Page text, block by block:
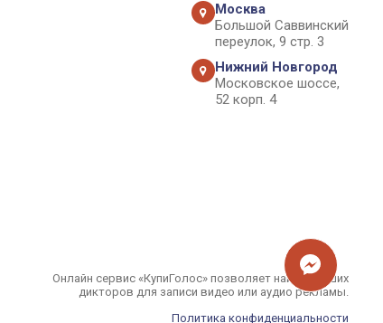
Москва
Большой Саввинский
переулок, 9 стр. 3
Нижний Новгород
Московское шоссе,
52 корп. 4
Онлайн сервис «КупиГолос» позволяет найти лучших
дикторов для записи видео или аудио рекламы.
Политика конфиденциальности